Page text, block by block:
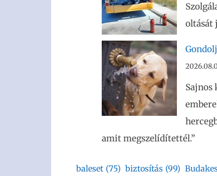
oltását
Sajnos
amit megszelídítettél.”
baleset (75) biztosítás (99)